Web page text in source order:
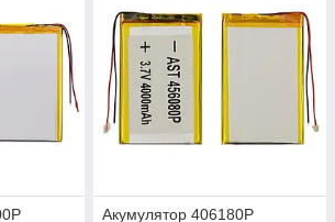
Акумулятор 406180P